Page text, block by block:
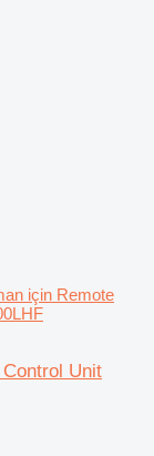
için Remote
Unit